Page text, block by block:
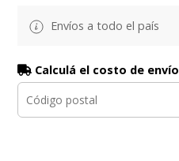
Envíos a todo el país
Calculá el costo de envío